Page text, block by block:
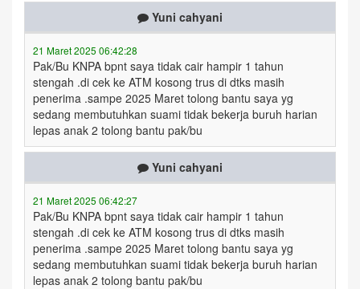
Yuni cahyani
21 Maret 2025 06:42:28
Pak/Bu KNPA bpnt saya tidak cair hampir 1 tahun
stengah .di cek ke ATM kosong trus di dtks masih
penerima .sampe 2025 Maret tolong bantu saya yg
sedang membutuhkan suami tidak bekerja buruh harian
lepas anak 2 tolong bantu pak/bu
Yuni cahyani
21 Maret 2025 06:42:27
Pak/Bu KNPA bpnt saya tidak cair hampir 1 tahun
stengah .di cek ke ATM kosong trus di dtks masih
penerima .sampe 2025 Maret tolong bantu saya yg
sedang membutuhkan suami tidak bekerja buruh harian
lepas anak 2 tolong bantu pak/bu